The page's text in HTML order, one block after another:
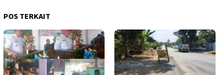
POS TERKAIT